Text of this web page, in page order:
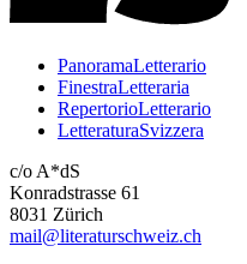
PanoramaLetterario
FinestraLetteraria
RepertorioLetterario
LetteraturaSvizzera
c/o A*dS
Konradstrasse 61
8031 Zürich
mail@literaturschweiz.ch